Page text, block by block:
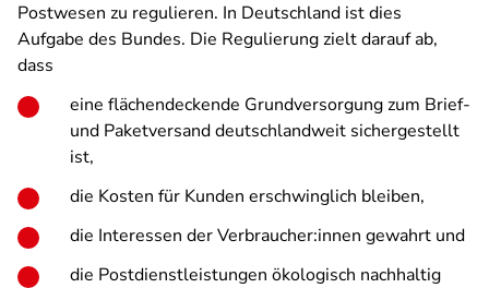
Postwesen zu regulieren. In Deutschland ist dies
Aufgabe des Bundes. Die Regulierung zielt darauf ab,
dass
eine flächendeckende Grundversorgung zum Brief-
und Paketversand deutschlandweit sichergestellt
ist,
die Kosten für Kunden erschwinglich bleiben,
die Interessen der Verbraucher:innen gewahrt und
die Postdienstleistungen ökologisch nachhaltig